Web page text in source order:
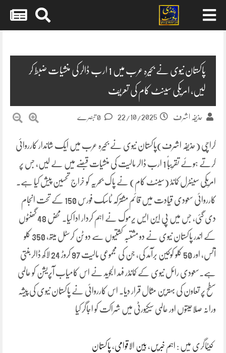
پاکستان نیوی نے بحیرہ عرب میں 1 ارب ڈالر کی منشیات ضبط کر
لیں، امریکی سینٹ کام کی تعریف
حذیفہ اشرف 22/10/2025
کراچی (حذیفہ اشرف)پاکستان نیوی نے بحیرہ عرب میں ایک شاندار کارروائی
کرتے ہوئے تقریباً 1 ارب ڈالر مالیت کی منشیات قبضے میں لے لیں، جس پر
امریکی سینٹرل کمانڈ (سینٹ کام) نے پاک بحریہ کو خراج تحسین پیش کیا ہے۔
کارروائی سعودی قیادت میں قائم مشترکہ ٹاسک فورس 150 کے تحت انجام
دی گئی، جس میں پی این ایس یرموک نے اہم کردار ادا کیا۔ محض 48 گھنٹوں
کے اندر پاکستان نیوی نے دو مشتبہ کشتیوں سے دو ٹن کرسٹل میتھ، 350 کلو
آئس، اور 50 کلو کوکین برآمد کی، جن کی مجموعی مالیت 97 کروڑ 24 لاکھ ڈالر بنتی
ہے۔سعودی رائل نیوی کے کمانڈر فہد الجوید نے اس کامیاب آپریشن کو عالمی
سطح پر تعاون کی بہترین مثال قرار دیا۔ اس کارروائی نے پاکستان نیوی کی پیشہ
ورانہ صلاحیتوں اور عالمی سیکیورٹی میں شراکت کو اجاگر کیا
کیٹاگری میں : اہم خبریں ، بین الاقوامی، پاکستان